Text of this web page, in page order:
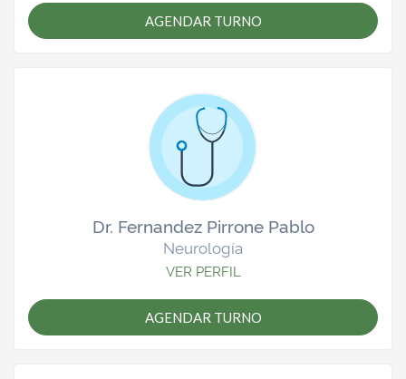
AGENDAR TURNO
Dr. Fernandez Pirrone Pablo
Neurología
VER PERFIL
AGENDAR TURNO